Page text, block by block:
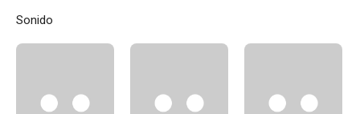
Sonido